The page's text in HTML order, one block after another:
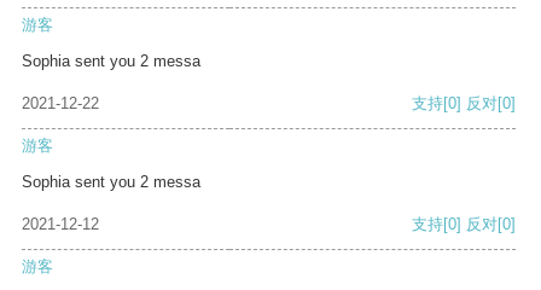
游客
Sophia sent you 2 messa
2021-12-22 支持[0] 反对[0]
游客
Sophia sent you 2 messa
2021-12-12 支持[0] 反对[0]
游客